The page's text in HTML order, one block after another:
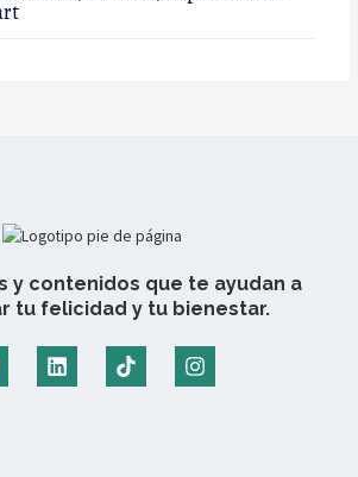
y contenidos que te ayudan a
tu felicidad y tu bienestar.